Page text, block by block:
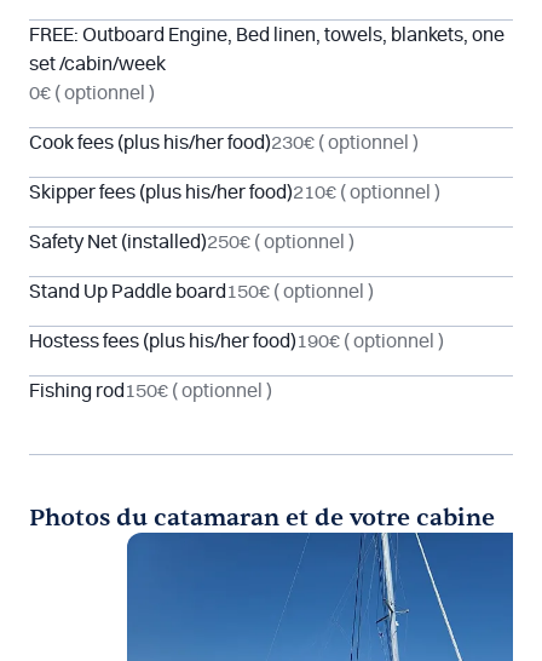
FREE: Outboard Engine, Bed linen, towels, blankets, one
set /cabin/week
0€ ( optionnel )
Cook fees (plus his/her food)230€ ( optionnel )
Skipper fees (plus his/her food)210€ ( optionnel )
Safety Net (installed)250€ ( optionnel )
Stand Up Paddle board 150€ ( optionnel )
Hostess fees (plus his/her food)190€ ( optionnel )
Fishing rod 150€ ( optionnel )
Photos du catamaran et de votre cabine